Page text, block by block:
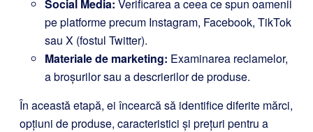
Social Media: Verificarea a ceea ce spun oamenii
pe platforme precum Instagram, Facebook, TikTok
sau X (fostul Twitter).
Materiale de marketing: Examinarea reclamelor,
a broșurilor sau a descrierilor de produse.
În această etapă, ei încearcă să identifice diferite mărci,
opțiuni de produse, caracteristici și prețuri pentru a